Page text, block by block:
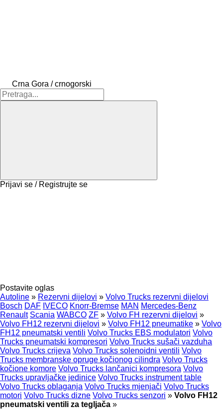
Crna Gora / crnogorski
Prijavi se / Registrujte se
Postavite oglas
Autoline » Rezervni dijelovi » Volvo Trucks rezervni dijelovi
Bosch DAF IVECO Knorr-Bremse MAN Mercedes-Benz
Renault Scania WABCO ZF » Volvo FH rezervni dijelovi »
Volvo FH12 rezervni dijelovi » Volvo FH12 pneumatikе » Volvo
FH12 pneumatski ventili Volvo Trucks EBS modulatori Volvo
Trucks pneumatski kompresori Volvo Trucks sušači vazduha
Volvo Trucks crijeva Volvo Trucks solenoidni ventili Volvo
Trucks membranske opruge kočionog cilindra Volvo Trucks
kočione komore Volvo Trucks lančanici kompresora Volvo
Trucks upravljačke jedinice Volvo Trucks instrument table
Volvo Trucks oblaganja Volvo Trucks mjenjači Volvo Trucks
motori Volvo Trucks dizne Volvo Trucks senzori » Volvo FH12
pneumatski ventili za tegljača »